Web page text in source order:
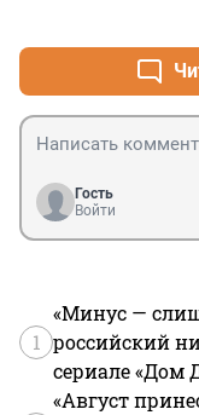
Гость
Войти
1
«Минус —
российский
сериале «Дом
«Август